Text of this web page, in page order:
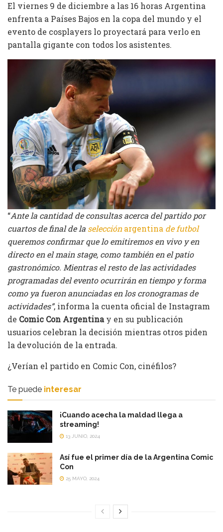
El viernes 9 de diciembre a las 16 horas Argentina
enfrenta a Países Bajos en la copa del mundo y el
evento de cosplayers lo proyectará para verlo en
pantalla gigante con todos los asistentes.
“Ante la cantidad de consultas acerca del partido por
cuartos de final de la selecciónargentina de futbol
queremos confirmar que lo emitiremos en vivo y en
directo en el main stage, como también en el patio
gastronómico. Mientras el resto de las actividades
programadas del evento ocurrirán en tiempo y forma
como ya fueron anunciadas en los cronogramas de
actividades”, informa la cuenta oficial de Instagram
de Comic Con Argentinay en su publicación
usuarios celebran la decisión mientras otros piden
la devolución de la entrada.
¿Verían el partido en Comic Con, cinéfilos?
Te puede interesar
¡Cuando acecha la maldad llega a
streaming!
13 JUNIO, 2024
Así fue el primer día de la Argentina Comic
Con
25 MAYO, 2024